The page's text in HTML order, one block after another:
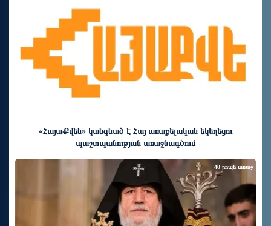
«ՀայաՔվեն» կանգնած է Հայ առաքելական եկեղեցու
պաշտպանության առաջնագծում
40 րոպե առաջ